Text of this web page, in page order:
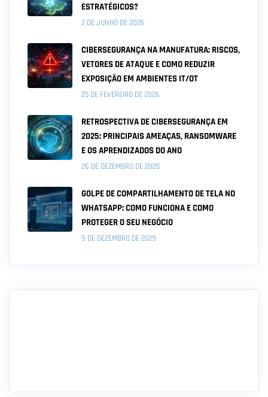
ESTRATÉGICOS?
2 DE JUNHO DE 2026
CIBERSEGURANÇA NA MANUFATURA: RISCOS,
VETORES DE ATAQUE E COMO REDUZIR
EXPOSIÇÃO EM AMBIENTES IT/OT
25 DE FEVEREIRO DE 2026
RETROSPECTIVA DE CIBERSEGURANÇA EM
2025: PRINCIPAIS AMEAÇAS, RANSOMWARE
E OS APRENDIZADOS DO ANO
26 DE DEZEMBRO DE 2025
GOLPE DE COMPARTILHAMENTO DE TELA NO
WHATSAPP: COMO FUNCIONA E COMO
PROTEGER O SEU NEGÓCIO
9 DE DEZEMBRO DE 2025